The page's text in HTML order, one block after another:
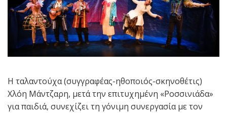
Η ταλαντούχα (συγγραφέας-ηθοποιός-σκηνοθέτις)
Χλόη Μάντζαρη, μετά την επιτυχημένη «Ροσσινιάδα»
για παιδιά, συνεχίζει τη γόνιμη συνεργασία με τον